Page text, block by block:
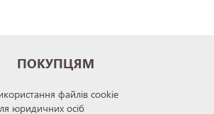
ПОКУПЦЯМ
файлів cookie
юридичних осіб